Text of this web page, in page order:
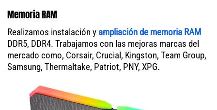
Memoria RAM
Realizamos instalación y ampliación de memoria RAM
DDR5, DDR4. Trabajamos con las mejoras marcas del
mercado como, Corsair, Crucial, Kingston, Team Group,
Samsung, Thermaltake, Patriot, PNY, XPG.